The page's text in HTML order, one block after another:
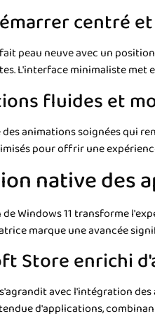
centré
peau neuve avec un
L'interface minimaliste met
fluides et
des animations soignées qui
pour offrir une
native des
de Windows 11 transforme
marque une avancée
Store enrichi
avec l'intégration
d'applications,